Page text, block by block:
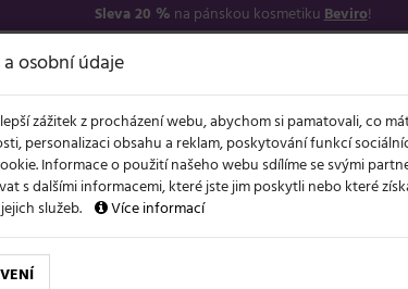
Sleva 20 % na pánskou kosmetikuBeviro!
NOVĚ LÉTO A VLASY AKCE
vousů Angry Beards Shavette Garrigue - černá
osobní údaje
zážitek z procházení webu, abychom si pamatovali, co
personalizaci obsahu a reklam, poskytování funkcí
Informace o použití našeho webu sdílíme se svými
s dalšími informacemi, které jste jim poskytli nebo které
služeb.
Více informací